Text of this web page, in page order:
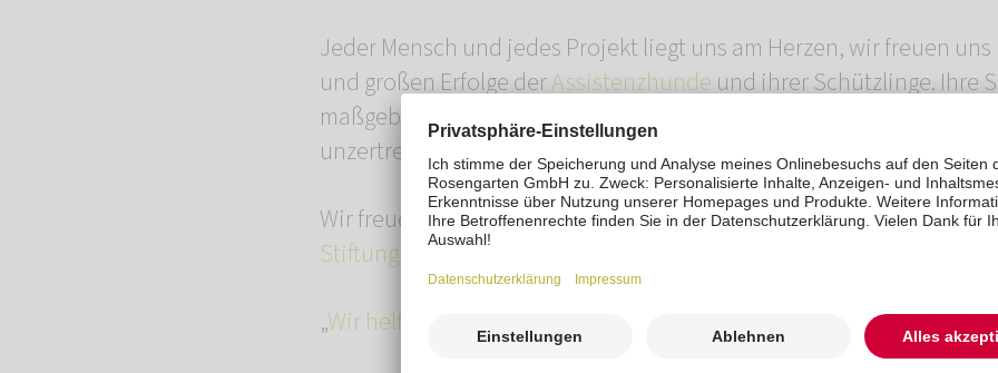
Jeder Mensch und jedes Projekt liegt uns am Herzen, wir freuen
und großen Erfolge derAssistenzhunde und ihrer Schützlinge. Ihre
maßgeblich dazu bei, dass Mensch-Tier-Teams zueinanderfinden
unzertrennliches Band knüpfen. Vielen Dank.
Wir freuen uns, Euch auf diesem Weg den neuenImagefilm der
Stiftung vorstellen zu können und sind auf Eure Reaktionen
„Wir helfen Tieren, den Menschen zu helfen